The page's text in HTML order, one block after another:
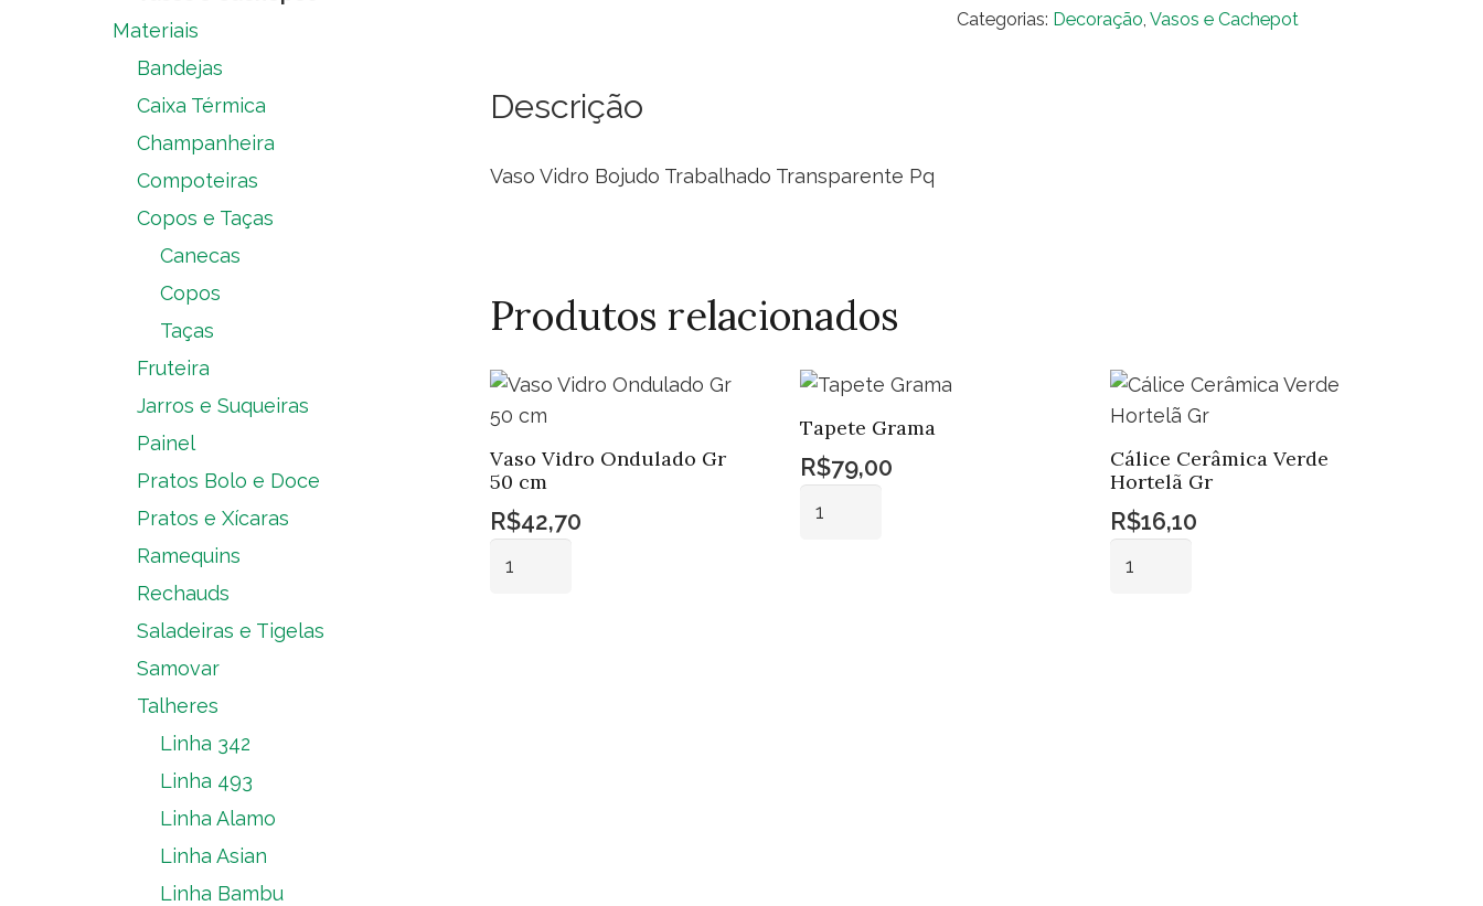
Trabalhado
Categorias: Decoração Vasos e Cachepot
Descrição
Vaso Vidro Bojudo Trabalhado Transparente Pq
Produtos relacionados
Vaso Vidro Ondulado Gr
50 cm
R$42,70
Tapete Grama
R$79,00
Cálice Cerâmica Verde
Hortelã Gr
R$16,10
Materiais
Bandejas
Caixa Térmica
Champanheira
Compoteiras
Copos e Taças
Canecas
Copos
Taças
Fruteira
Jarros e Suqueiras
Painel
Pratos Bolo e Doce
Pratos e Xícaras
Ramequins
Rechauds
Saladeiras e Tigelas
Samovar
Talheres
Linha 342
Linha 493
Linha Alamo
Linha Asian
Linha Bambu